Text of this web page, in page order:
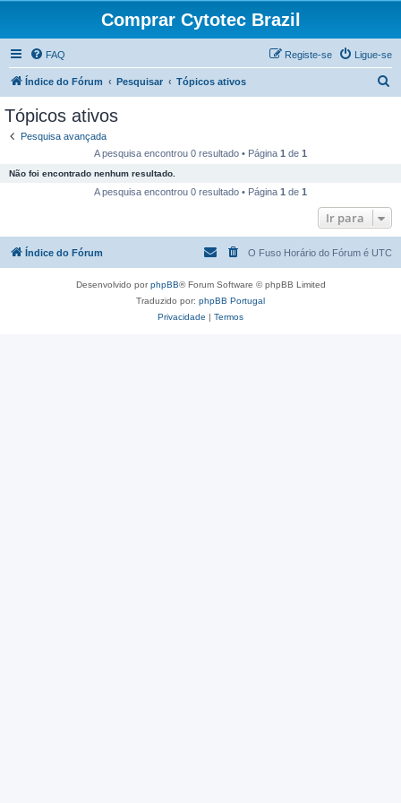
Comprar Cytotec Brazil
FAQ Ligue-se
Registe-se
Índice do Fórum Pesquisar Tópicos ativos
s
r
Tópicos ativos
Pesquisa avançada
A pesquisa encontrou 0 resultado • Página 1 de 1
Não foi encontrado nenhum resultado.
A pesquisa encontrou 0 resultado • Página 1 de 1
Ir para
Índice do Fórum O Fuso Horário do Fórum é UTC
Desenvolvido porphpBB® Forum Software © phpBB Limited
Traduzido por: phpBB Portugal
Privacidade | Termos